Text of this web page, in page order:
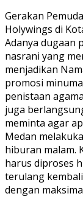
Gerakan
Holywings di
Adanya dugaan
nasrani yang
menjadikan
promosi
penistaan
juga
meminta agar
Medan
hiburan malam.
harus diproses
terulang
dengan